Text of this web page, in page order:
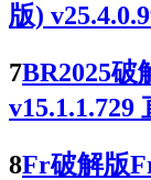
版)
7BR2025破
v15.1.1.729
8Fr破解版